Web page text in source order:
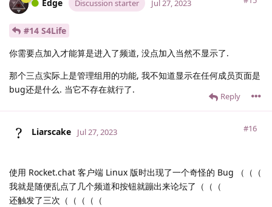
Edge Discussion starter Jul 27, 2023
#14 S4Life
你需要点加入才能算是进入了频道, 没点加入当然不显示了.
那个三点实际上是管理组用的功能, 我不知道显示在任何成员页面是
bug还是什么. 当它不存在就行了.
Reply
Liarscake #16
Jul 27, 2023
使用 Rocket.chat 客户端 Linux 版时出现了一个奇怪的 Bug （（（
我就是随便乱点了几个频道和按钮就蹦出来论坛了（（（
还触发了三次（（（（（